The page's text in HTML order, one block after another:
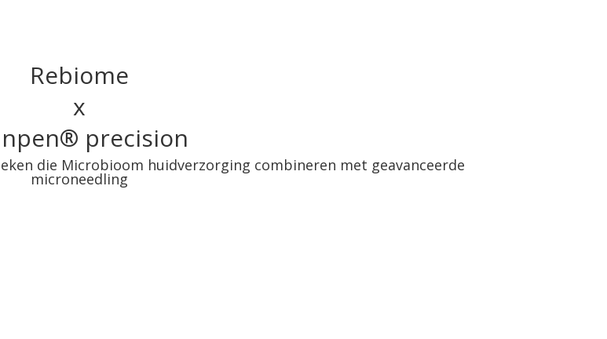
Rebiome
x
® precision
die Microbioom huidverzorging combineren met geavanceerde
microneedling